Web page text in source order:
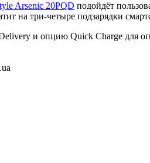
Arsenic 20PQD подойдёт
на три-четыре подзарядки
и опцию Quick Charge для